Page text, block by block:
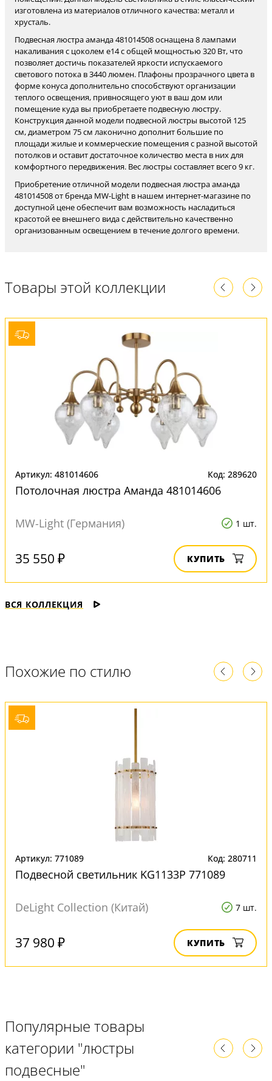
изготовлена из материалов отличного качества: металл и
хрусталь.
Подвесная люстра аманда 481014508 оснащена 8 лампами
накаливания с цоколем e14 с общей мощностью 320 Вт, что
позволяет достичь показателей яркости испускаемого
светового потока в 3440 люмен. Плафоны прозрачного цвета в
форме конуса дополнительно способствуют организации
теплого освещения, привносящего уют в ваш дом или
помещение куда вы приобретаете подвесную люстру.
Конструкция данной модели подвесной люстры высотой 125
см, диаметром 75 см лаконично дополнит большие по
площади жилые и коммерческие помещения с разной высотой
потолков и оставит достаточное количество места в них для
комфортного передвижения. Вес люстры составляет всего 9 кг.
Приобретение отличной модели подвесная люстра аманда
481014508 от бренда MW-Light в нашем интернет-магазине по
доступной цене обеспечит вам возможность насладиться
красотой ее внешнего вида с действительно качественно
организованным освещением в течение долгого времени.
Товары этой коллекции
Артикул: 481014606 Код: 289620
Потолочная люстра Аманда 481014606
MW-Light (Германия) 1 шт.
35 550 ₽ КУПИТЬ
ВСЯ КОЛЛЕКЦИЯ
Похожие по стилю
Артикул: 771089 Код: 280711
Подвесной светильник KG1133P 771089
DeLight Collection (Китай) 7 шт.
37 980 ₽ КУПИТЬ
Популярные товары
категории "люстры
подвесные"